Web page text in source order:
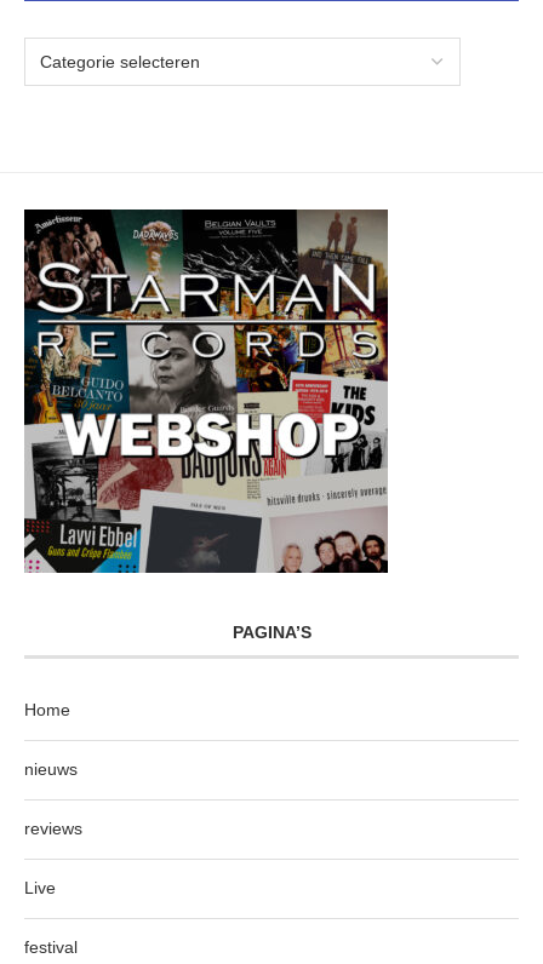
PAGINA’S
Home
nieuws
reviews
Live
festival